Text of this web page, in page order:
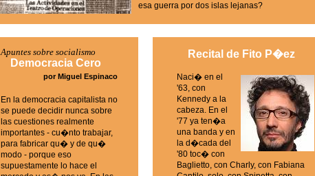
esa guerra por dos islas lejanas?
Apuntes sobre socialismo
Democracia Cero
por Miguel Espinaco
En la democracia capitalista no
se puede decidir nunca sobre
las cuestiones realmente
importantes - cu�nto trabajar,
para fabricar qu� y de qu�
modo - porque eso
supuestamente lo hace el
Recital de Fito P�ez
Naci� en el
'63, con
Kennedy a la
cabeza. En el
'77 ya ten�a
una banda y en
la d�cada del
'80 toc� con
Baglietto, con Charly, con Fabiana